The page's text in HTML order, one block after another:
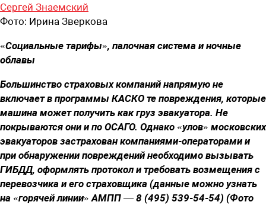
Сергей Знаемский
Фото: Ирина Зверкова
«Социальные тарифы», палочная система и ночные
облавы
Большинство страховых компаний напрямую не
включает в программы КАСКО те повреждения, которые
машина может получить как груз эвакуатора. Не
покрываются они и по ОСАГО. Однако «улов» московских
эвакуаторов застрахован компаниями-операторами и
при обнаружении повреждений необходимо вызывать
ГИБДД, оформлять протокол и требовать возмещения с
перевозчика и его страховщика (данные можно узнать
на «горячей линии» АМПП — 8 (495) 539-54-54) (Фото